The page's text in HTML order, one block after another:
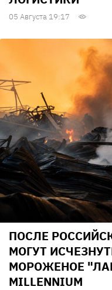
05 Августа 19:17
ПОСЛЕ
МОГУТ
МОРОЖЕНОЕ
MILLENNIUM